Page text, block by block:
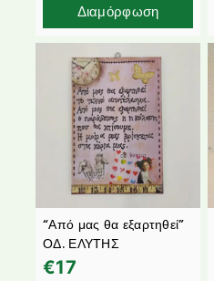
Διαμόρφωση
“Από μας θα εξαρτηθεί”
ΟΔ. ΕΛΥΤΗΣ
€17